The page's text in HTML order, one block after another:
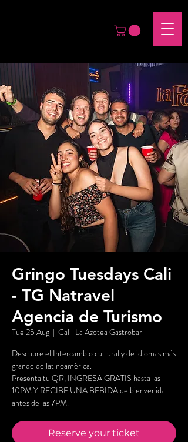
Gringo Tuesdays Cali
- TG Natravel
Agencia de Turismo
Tue 25 Aug
  |
Cali-La Azotea Gastrobar
Descubre el Intercambio cultural y de idiomas más
grande de latinoamérica.
Presenta tu QR, INGRESA GRATIS hasta las
10PM Y RECIBE UNA BEBIDA de bienvenida
antes de las 7PM.
Reserve your ticket